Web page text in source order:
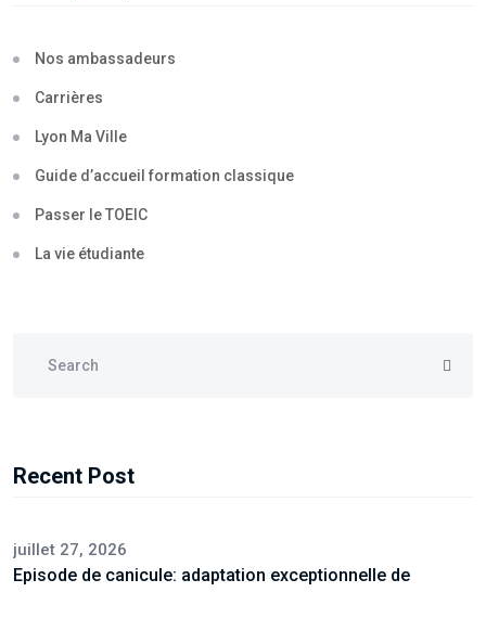
Nos ambassadeurs
Carrières
Lyon Ma Ville
Guide d’accueil formation classique
Passer le TOEIC
La vie étudiante
Recent Post
juillet 27, 2026
Episode de canicule: adaptation exceptionnelle de